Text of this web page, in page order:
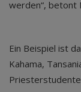
werden“, betont
Ein Beispiel ist
Kahama,